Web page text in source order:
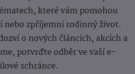
které vám pomohou
nebo zpříjemní rodinný život.
o nových článcích, akcích a
potvrďte odběr ve vaší e-
schránce.